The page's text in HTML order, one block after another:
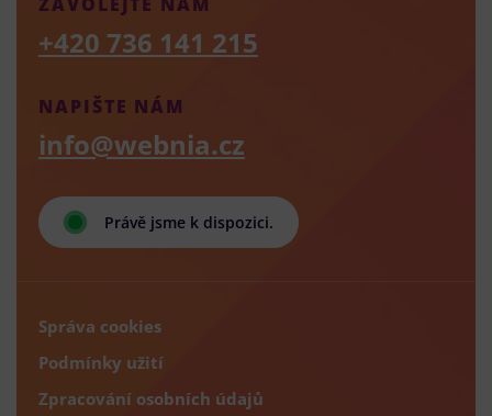
Právě jsme k dispozici.
NAPIŠTE NÁM
info@webnia.cz
+420 736 141 215
Správa cookies
Podmínky užití
Zpracování osobních údajů